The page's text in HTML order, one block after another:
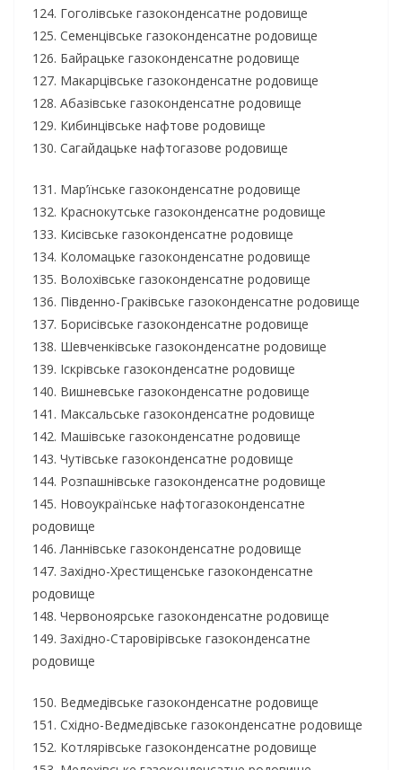
124. Гоголівське газоконденсатне родовище
125. Семенцівське газоконденсатне родовище
126. Байрацьке газоконденсатне родовище
127. Макарцівське газоконденсатне родовище
128. Абазівське газоконденсатне родовище
129. Кибинцівське нафтове родовище
130. Сагайдацьке нафтогазове родовище
131. Мар’їнське газоконденсатне родовище
132. Краснокутське газоконденсатне родовище
133. Кисівське газоконденсатне родовище
134. Коломацьке газоконденсатне родовище
135. Волохівське газоконденсатне родовище
136. Південно-Граківське газоконденсатне родовище
137. Борисівське газоконденсатне родовище
138. Шевченківське газоконденсатне родовище
139. Іскрівське газоконденсатне родовище
140. Вишневське газоконденсатне родовище
141. Максальське газоконденсатне родовище
142. Машівське газоконденсатне родовище
143. Чутівське газоконденсатне родовище
144. Розпашнівське газоконденсатне родовище
145. Новоукраїнське нафтогазоконденсатне
родовище
146. Ланнівське газоконденсатне родовище
147. Західно-Хрестищенське газоконденсатне
родовище
148. Червоноярське газоконденсатне родовище
149. Західно-Старовірівське газоконденсатне
родовище
150. Ведмедівське газоконденсатне родовище
151. Східно-Ведмедівське газоконденсатне родовище
152. Котлярівське газоконденсатне родовище